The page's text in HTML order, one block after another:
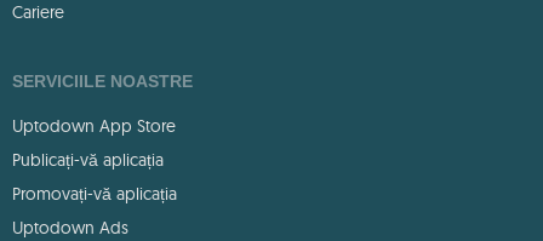
Cariere
SERVICIILE NOASTRE
Uptodown App Store
Publicați-vă aplicația
Promovați-vă aplicația
Uptodown Ads